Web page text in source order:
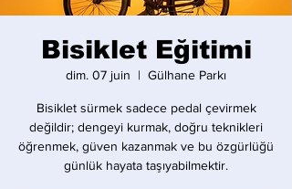
Bisiklet Eğitimi
dim. 07 juin
  |
Gülhane Parkı
Bisiklet sürmek sadece pedal çevirmek
değildir; dengeyi kurmak, doğru teknikleri
öğrenmek, güven kazanmak ve bu özgürlüğü
günlük hayata taşıyabilmektir.